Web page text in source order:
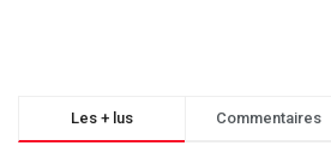
Les + lus Commentaires